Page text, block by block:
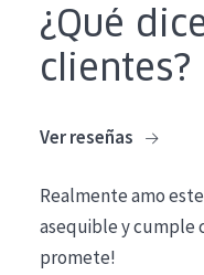
Crema de día
Crema de noche
Limpieza
COLECCIÓN
¿Qué
clientes?
Ver reseñas
Realmente amo
asequible y cumple
promete!